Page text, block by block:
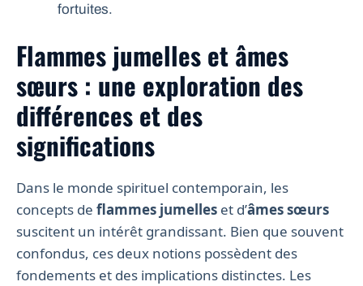
fortuites.
Flammes jumelles et âmes
sœurs : une exploration des
différences et des
significations
Dans le monde spirituel contemporain, les
concepts de flammes jumelles et d’âmes sœurs
suscitent un intérêt grandissant. Bien que souvent
confondus, ces deux notions possèdent des
fondements et des implications distinctes. Les